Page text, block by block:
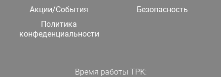
Акции/События
Безопасность
Политика
конфеденциальности
Время работы ТРК: